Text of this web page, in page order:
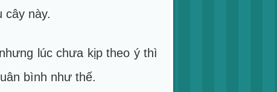
cây này.
lúc chưa kịp theo ý thì
bình như thế.